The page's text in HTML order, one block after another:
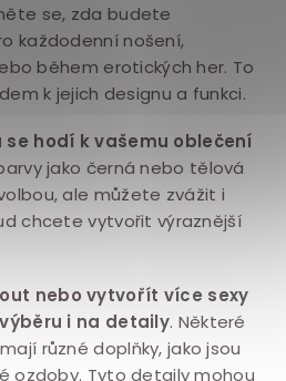
se, zda budete
každodenní nošení,
během erotických her. To
k jejich designu a funkci.
hodí k vašemu oblečení
jako černá nebo tělová
ale můžete zvážit i
chcete vytvořit výraznější
nebo vytvořít více sexy
i na detaily. Některé
různé doplňky, jako jsou
ozdoby. Tyto detaily mohou